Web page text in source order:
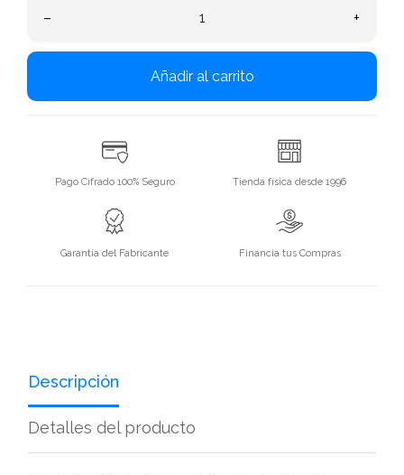
– +
Añadir al carrito
Pago Cifrado 100% Seguro Tienda física desde 1996
Garantía del Fabricante Financia tus Compras
Descripción
Detalles del producto